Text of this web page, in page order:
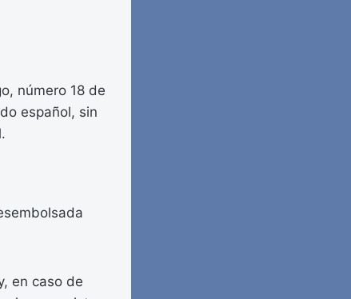
número 18 de
español, sin
en caso de